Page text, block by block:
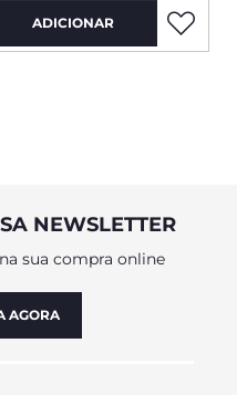
ADICIONAR
NEWSLETTER
sua compra online
AGORA